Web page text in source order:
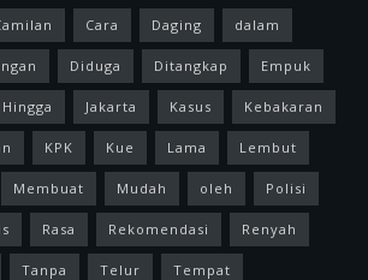
Cara Daging dalam
Diduga Ditangkap Empuk
Hingga Jakarta Kasus Kebakaran
KPK Kue Lama Lembut
Membuat Mudah oleh Polisi
Rasa Rekomendasi Renyah
Tanpa Telur Tempat